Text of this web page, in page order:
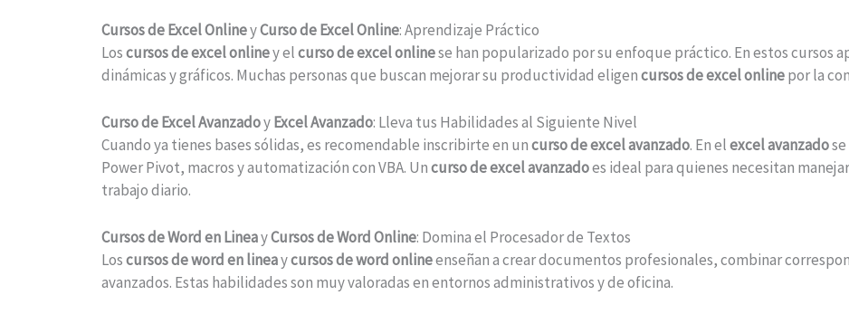
Cursos de Excel OnlineyCurso de Excel Online: Aprendizaje Práctico
Loscursos de excel onliney elcurso de excel onlinese han popularizado por su enfoque práctico. En estos cursos
dinámicas y gráficos. Muchas personas que buscan mejorar su productividad eligencursos de excel onlinepor la
Curso de Excel AvanzadoyExcel Avanzado: Lleva tus Habilidades al Siguiente Nivel
Cuando ya tienes bases sólidas, es recomendable inscribirte en uncurso de excel avanzado. En elexcel avanzado
Power Pivot, macros y automatización con VBA. Uncurso de excel avanzadoes ideal para quienes necesitan
trabajo diario.
Cursos de Word en LineayCursos de Word Online: Domina el Procesador de Textos
Loscursos de word en lineaycursos de word onlineenseñan a crear documentos profesionales, combinar
avanzados. Estas habilidades son muy valoradas en entornos administrativos y de oficina.